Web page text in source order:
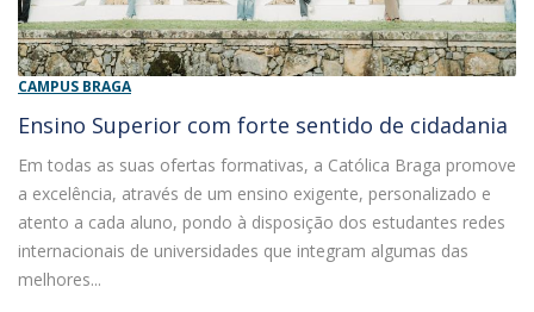
CAMPUS BRAGA
Ensino Superior com forte sentido de cidadania
Em todas as suas ofertas formativas, a Católica Braga promove
a excelência, através de um ensino exigente, personalizado e
atento a cada aluno, pondo à disposição dos estudantes redes
internacionais de universidades que integram algumas das
melhores...